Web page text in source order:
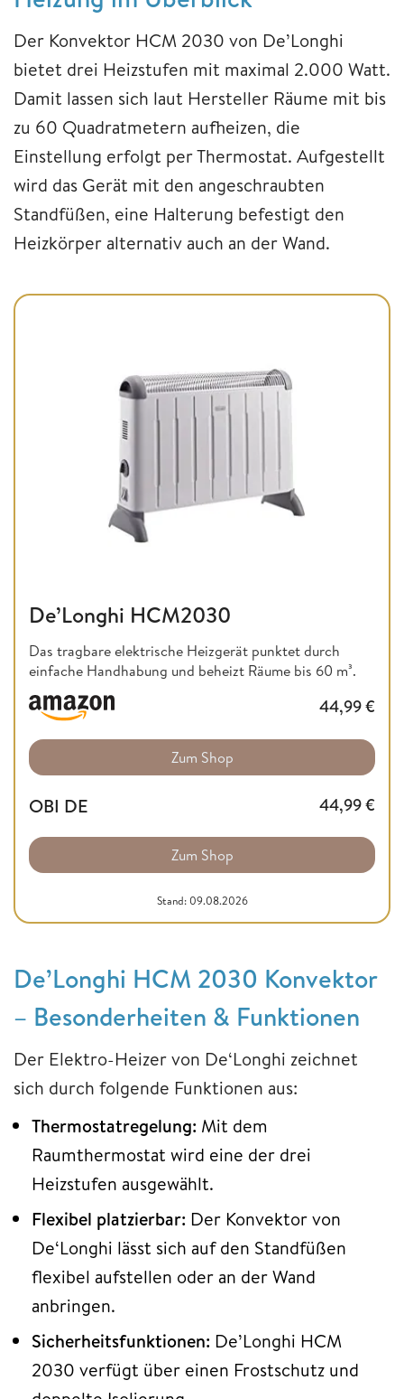
Der Konvektor HCM 2030 von De’Longhi
bietet drei Heizstufen mit maximal 2.000 Watt.
Damit lassen sich laut Hersteller Räume mit bis
zu 60 Quadratmetern aufheizen, die
Einstellung erfolgt per Thermostat. Aufgestellt
wird das Gerät mit den angeschraubten
Standfüßen, eine Halterung befestigt den
Heizkörper alternativ auch an der Wand.
De’Longhi HCM2030
Das tragbare elektrische Heizgerät punktet durch
einfache Handhabung und beheizt Räume bis 60 m³.
44,99€
Zum Shop
OBI DE 44,99€
Zum Shop
Stand: 09.08.2026
De’Longhi HCM 2030 Konvektor
– Besonderheiten & Funktionen
Der Elektro-Heizer von De‘Longhi zeichnet
sich durch folgende Funktionen aus:
Thermostatregelung: Mit dem
Raumthermostat wird eine der drei
Heizstufen ausgewählt.
Flexibel platzierbar: Der Konvektor von
De‘Longhi lässt sich auf den Standfüßen
flexibel aufstellen oder an der Wand
anbringen.
Sicherheitsfunktionen: De’Longhi HCM
2030 verfügt über einen Frostschutz und